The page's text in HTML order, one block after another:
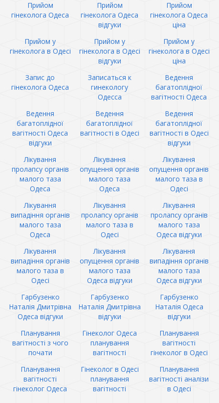
Прийом
гінеколога Одеса
Прийом
гінеколога Одеса
відгуки
Прийом
гінеколога Одеса
ціна
Прийом у
гінеколога в Одесі
Прийом у
гінеколога в Одесі
відгуки
Прийом у
гінеколога в Одесі
ціна
Запис до
гінеколога Одеса
Записаться к
гинекологу
Одесса
Ведення
багатоплідної
вагітності Одеса
Ведення
багатоплідної
вагітності Одеса
відгуки
Ведення
багатоплідної
вагітності в Одесі
Ведення
багатоплідної
вагітності в Одесі
відгуки
Лікування
пролапсу органів
малого таза
Одеса
Лікування
опущення органів
малого таза
Одеса
Лікування
опущення органів
малого таза в
Одесі
Лікування
випадіння органів
малого таза
Одеса
Лікування
пролапсу органів
малого таза в
Одесі
Лікування
пролапсу органів
малого таза
Одеса відгуки
Лікування
випадіння органів
малого таза в
Одесі
Лікування
опущення органів
малого таза
Одеса відгуки
Лікування
випадіння органів
малого таза
Одеса відгуки
Гарбузенко
Наталія Дмитрівна
Одеса відгуки
Гарбузенко
Наталія Дмитрівна
відгуки
Гарбузенко
Наталія Одеса
відгуки
Планування
вагітності з чого
почати
Гінеколог Одеса
планування
вагітності
Планування
вагітності
гінеколог в Одесі
Планування
вагітності
гінеколог Одеса
Гінеколог в Одесі
планування
вагітності
Планування
вагітності аналізи
в Одесі